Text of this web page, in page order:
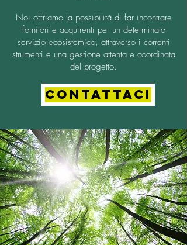
Noi offriamo la possibilità di far incontrare
fornitori e acquirenti per un determinato
servizio ecosistemico, attraverso i correnti
strumenti e una gestione attenta e coordinata
del progetto.
CONTATTACI